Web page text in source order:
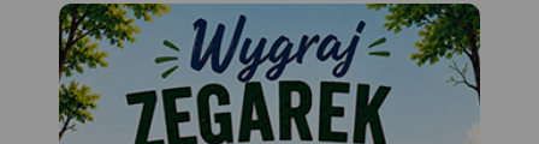
wspinaczkowe, z których
słynie region i najważniejsze
atrakcje turystyczne.Rok
wydania: 2022
oznaczono czasy przejścia
na poszczególnych szlakach
turystycznych.
Rok wydania
2019